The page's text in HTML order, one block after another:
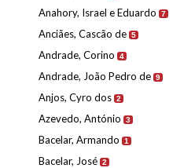
Anahory, Israel e Eduardo 7
Anciães, Cascão de 5
Andrade, Corino 4
Andrade, João Pedro de 9
Anjos, Cyro dos 2
Azevedo, António 3
Bacelar, Armando 1
Bacelar, José 2